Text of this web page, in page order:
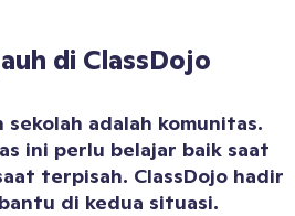
di ClassDojo
sekolah adalah komunitas.
ini perlu belajar baik saat
terpisah. ClassDojo hadir
di kedua situasi.